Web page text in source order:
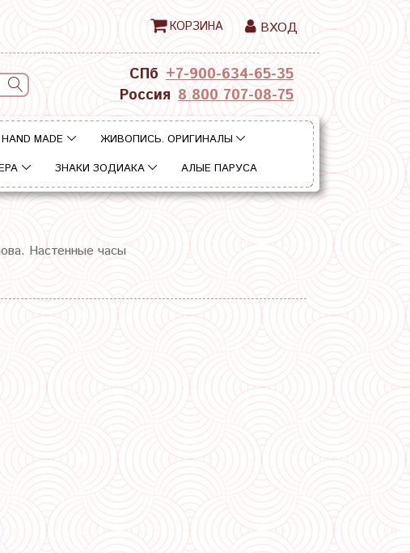
КОРЗИНА ВХОД
СПб +7-900-634-65-35
Россия 8 800 707-08-75
HAND MADE
ЖИВОПИСЬ. ОРИГИНАЛЫ
ЗНАКИ ЗОДИАКА АЛЫЕ ПАРУСА
Настенные часы